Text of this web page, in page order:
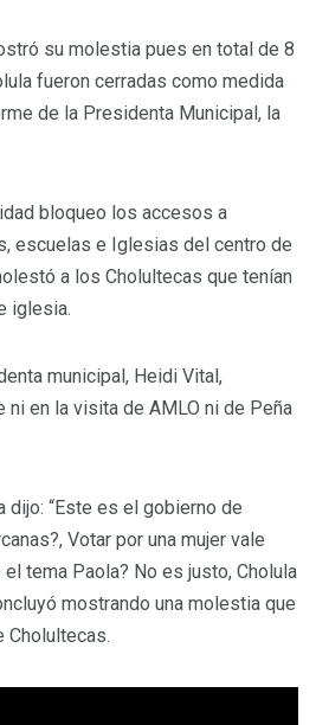
su molestia pues en total de 8
fueron cerradas como medida
de la Presidenta Municipal, la
bloqueo los accesos a
escuelas e Iglesias del centro de
a los Cholultecas que tenían
iglesia.
municipal, Heidi Vital,
en la visita de AMLO ni de Peña
dijo: “Este es el gobierno de
Votar por una mujer vale
tema Paola? No es justo, Cholula
mostrando una molestia que
Cholultecas.